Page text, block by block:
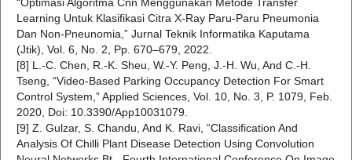
Learning Untuk Klasifikasi Citra X-Ray Paru-Paru Pneumonia
Dan Non-Pneunomia,” Jurnal Teknik Informatika Kaputama
(Jtik), Vol. 6, No. 2, Pp. 670–679, 2022.
[8] L.-C. Chen, R.-K. Sheu, W.-Y. Peng, J.-H. Wu, And C.-H.
Tseng, “Video-Based Parking Occupancy Detection For Smart
Control System,” Applied Sciences, Vol. 10, No. 3, P. 1079, Feb.
2020, Doi: 10.3390/App10031079.
[9] Z. Gulzar, S. Chandu, And K. Ravi, “Classification And
Analysis Of Chilli Plant Disease Detection Using Convolution